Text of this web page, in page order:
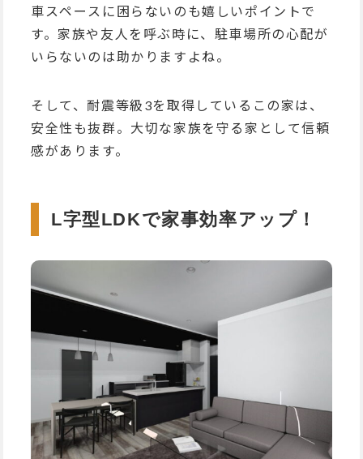
車スペースに困らないのも嬉しいポイントで
す。家族や友人を呼ぶ時に、駐車場所の心配が
いらないのは助かりますよね。
そして、耐震等級3を取得しているこの家は、
安全性も抜群。大切な家族を守る家として信頼
感があります。
L字型LDKで家事効率アップ！